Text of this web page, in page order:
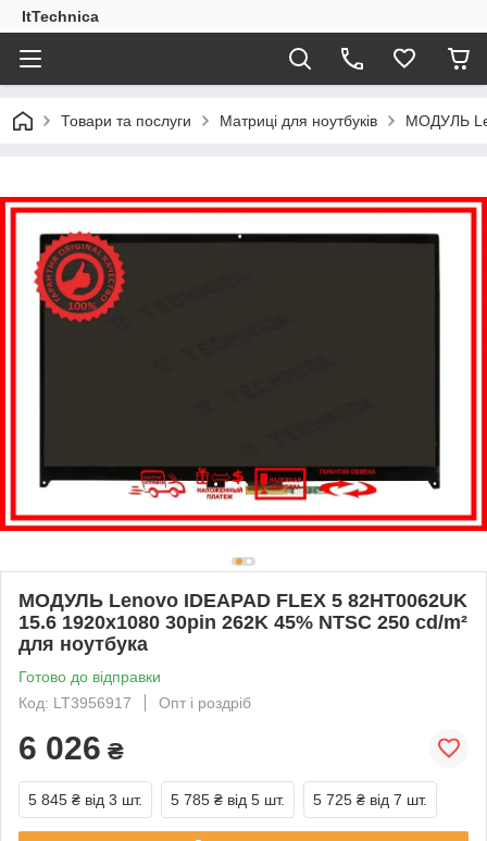
ItTechnica
Товари та послуги Матриці для ноутбуків МОДУЛЬ
МОДУЛЬ Lenovo IDEAPAD FLEX 5 82HT0062UK
15.6 1920x1080 30pin 262K 45% NTSC 250 cd/m²
для ноутбука
Готово до відправки
Код: LT3956917
Опт і роздріб
6 026 ₴
5 845 ₴ від 3 шт. 5 785 ₴ від 5 шт. 5 725 ₴ від 7 шт.